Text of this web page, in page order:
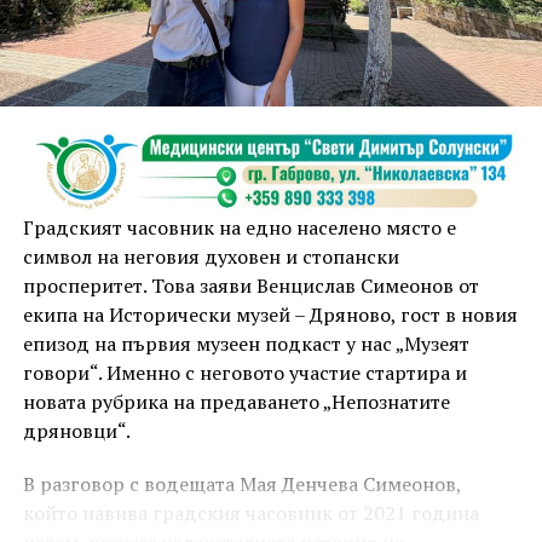
истинското партньорство. Във време, когато сякаш е
модерно да се разделяме, ние показваме, че два
значими за културата, индустрията и обществените
инициативи български града могат да вървят
заедно“, коментира тя.
ресурси. То ще предостави възможност на
Градският часовник на едно населено място е
символ на неговия духовен и стопански
просперитет. Това заяви Венцислав Симеонов от
екипа на Исторически музей – Дряново, гост в новия
епизод на първия музеен подкаст у нас „Музеят
говори“. Именно с неговото участие стартира и
новата рубрика на предаването „Непознатите
дряновци“.
В разговор с водещата Мая Денчева Симеонов,
който навива градския часовник от 2021 година